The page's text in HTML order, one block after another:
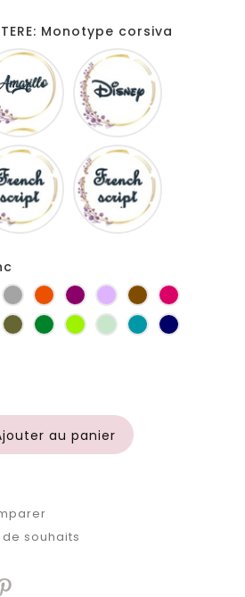
Monotype corsiva
Amarillo
French
script
Gris
clair
Orange
PruneLilasMarronFuchsia
Kaki Vert
bouteille
Anis Vert
d'eau
Turquoise
Marine
au panier
souhaits